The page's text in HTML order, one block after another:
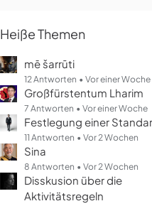
Heiße Themen
mē šarrūti
12 Antworten Vor einer Woche
Großfürstentum Lharim
7 Antworten Vor einer Woche
Festlegung einer
11 Antworten Vor 2 Wochen
Sina
8 Antworten Vor 2 Wochen
Disskusion über die
Aktivitätsregeln